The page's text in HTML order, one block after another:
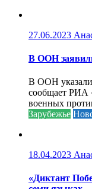
27.06.2023
В ООН
В ООН указали
сообщает РИА
военных
Зарубежье
18.04.2023
«Диктант